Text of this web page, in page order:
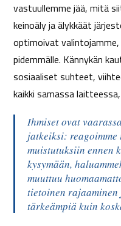
vastuullemme jää, mitä
keinoäly ja älykkäät
optimoivat valintojamme,
pidemmälle. Kännykän
sosiaaliset suhteet,
kaikki samassa
Ihmiset ovat
jatkeiksi:
muistutuksiin ennen
kysymään,
muuttuu
tietoinen
tärkeämpiä kuin